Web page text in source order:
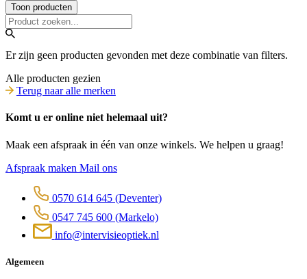
Toon producten
Er zijn geen producten gevonden met deze combinatie van filters.
Alle producten gezien
Terug naar alle merken
Komt u er online niet helemaal uit?
Maak een afspraak in één van onze winkels. We helpen u graag!
Afspraak maken Mail ons
0570 614 645 (Deventer)
0547 745 600 (Markelo)
info@intervisieoptiek.nl
Algemeen